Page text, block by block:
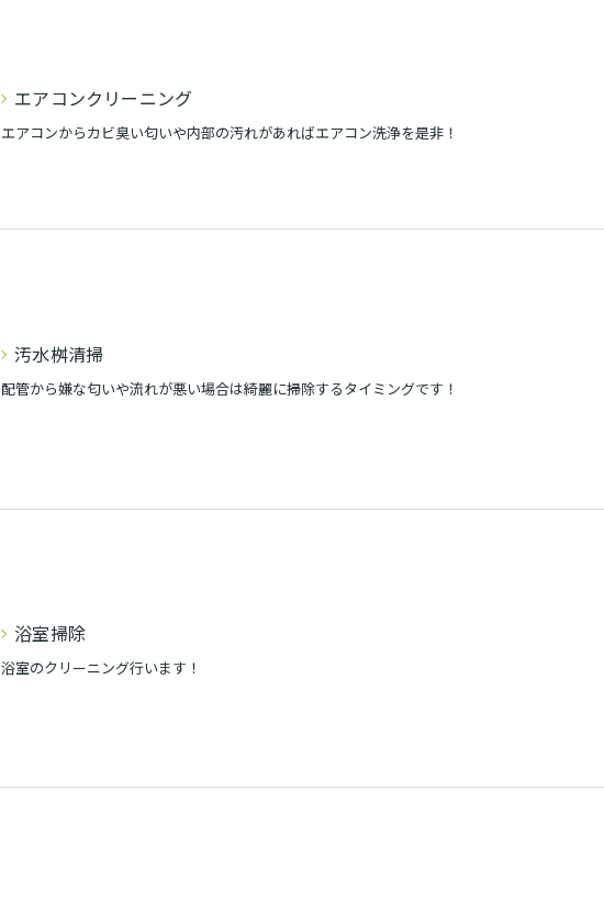
エアコンクリーニング
エアコンからカビ臭い匂いや内部の汚れがあればエアコン洗浄を是非！
汚水桝清掃
配管から嫌な匂いや流れが悪い場合は綺麗に掃除するタイミングです！
浴室掃除
浴室のクリーニング行います！